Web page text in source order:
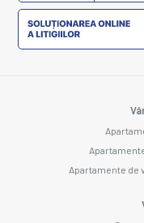
Apartamente de